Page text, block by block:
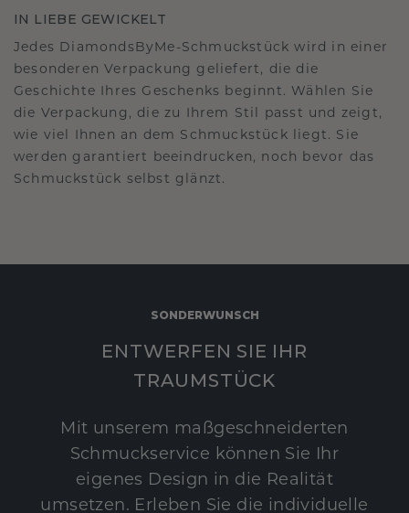
IN LIEBE GEWICKELT
Jedes DiamondsByMe-Schmuckstück wird in einer
besonderen Verpackung geliefert, die die
Geschichte Ihres Geschenks beginnt. Wählen Sie
die Verpackung, die zu Ihrem Stil passt und zeigt,
wie viel Ihnen an dem Schmuckstück liegt. Sie
werden garantiert beeindrucken, noch bevor das
Schmuckstück selbst glänzt.
SONDERWUNSCH
ENTWERFEN SIE IHR
TRAUMSTÜCK
Mit unserem maßgeschneiderten
Schmuckservice können Sie Ihr
eigenes Design in die Realität
umsetzen. Erleben Sie die individuelle